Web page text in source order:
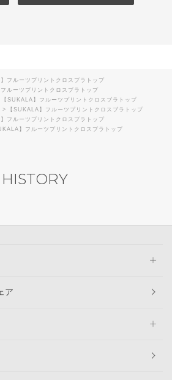
】フルーツプリントクロスブラトップ
ルーツプリントクロスブラトップ
【SUKALA】フルーツプリントクロスブラトップ
>
【SUKALA】フルーツプリントクロスブラトップ
】フルーツプリントクロスブラトップ
】フルーツプリントクロスブラトップ
HISTORY
ア